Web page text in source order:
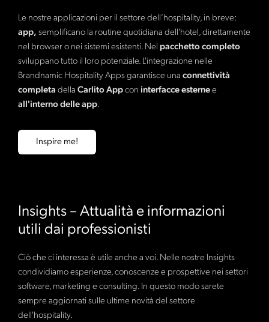
Le nostre applicazioni per il settore dell’hospitality, in breve:
app, semplificano la routine quotidiana dell'hotel, direttamente
nel browser o nei sistemi esistenti. Nel pacchetto completo
sviluppano tutto il loro potenziale. L'integrazione nelle
Brandnamic Hospitality Apps garantisce una connettività
completa della Carlito Appcon interfacce esternee
all'interno delle app.
Inspire me!
Insights – Attualità e informazioni
utili dai professionisti
Ciò che ci interessa è utile anche a voi. Nelle nostre Insights
condividiamo esperienze, conoscenze e prospettive nei settori
software, marketing e consulting. In questo modo sarete
sempre aggiornati sulle ultime novità del settore
dell'hospitality.